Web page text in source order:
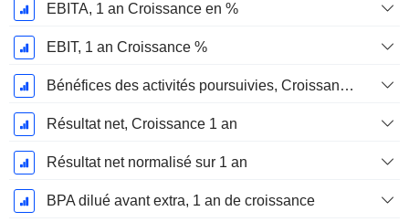
EBITA, 1 an Croissance en %
EBIT, 1 an Croissance %
Bénéfices des activités poursuivies, Croissance 1 an
Résultat net, Croissance 1 an
Résultat net normalisé sur 1 an
BPA dilué avant extra, 1 an de croissance